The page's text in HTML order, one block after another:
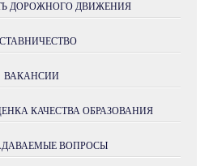
ДОРОЖНОГО ДВИЖЕНИЯ
ВАКАНСИИ
КАЧЕСТВА ОБРАЗОВАНИЯ
ВОПРОСЫ